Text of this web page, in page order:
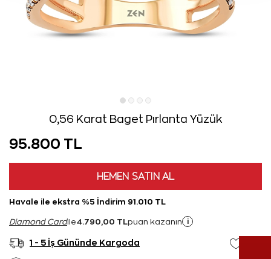
0,56 Karat Baget Pırlanta Yüzük
95.800 TL
HEMEN SATIN AL
Havale ile ekstra %5 İndirim 91.010 TL
Diamond Cardile4.790,00 TL puan kazanın i
1 - 5 İş Gününde Kargoda